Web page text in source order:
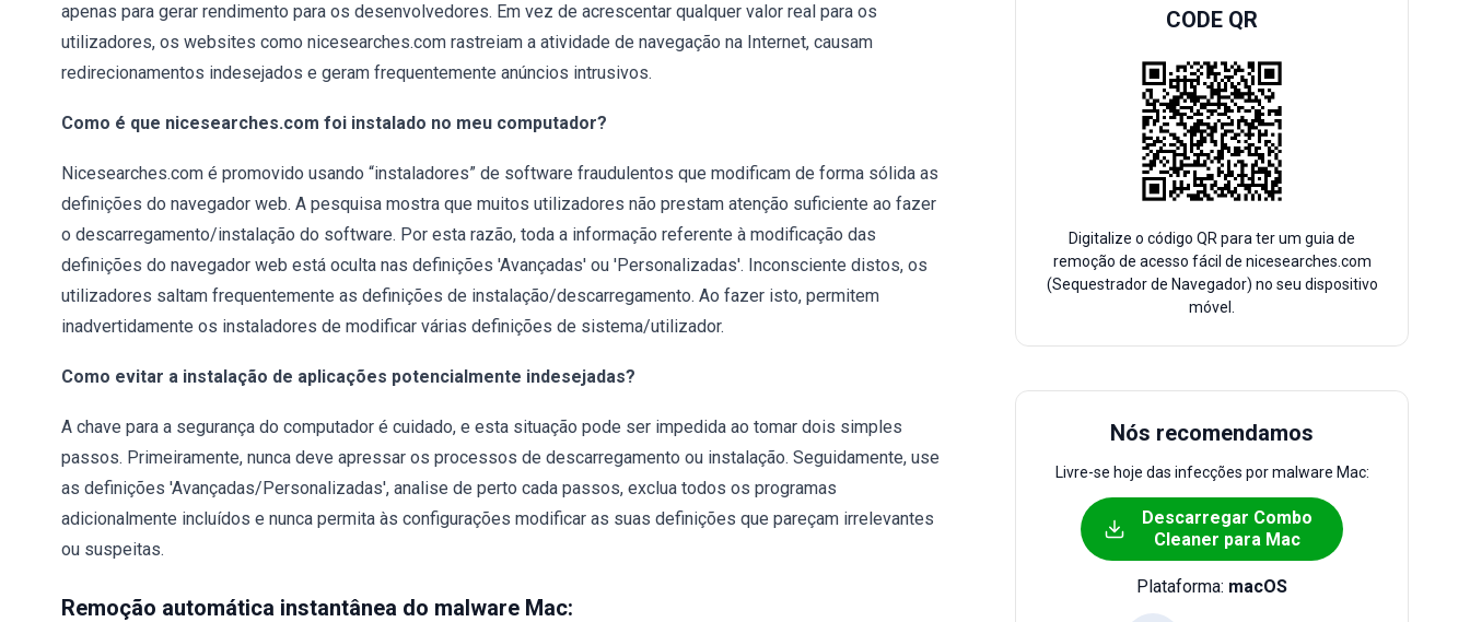
apenas para gerar rendimento para os desenvolvedores. Em vez de acrescentar qualquer valor real para os
utilizadores, os websites como nicesearches.com rastreiam a atividade de navegação na Internet, causam
redirecionamentos indesejados e geram frequentemente anúncios intrusivos.
Como é que nicesearches.com foi instalado no meu computador?
Nicesearches.com é promovido usando “instaladores” de software fraudulentos que modificam de forma sólida as
definições do navegador web. A pesquisa mostra que muitos utilizadores não prestam atenção suficiente ao fazer
o descarregamento/instalação do software. Por esta razão, toda a informação referente à modificação das
definições do navegador web está oculta nas definições 'Avançadas' ou 'Personalizadas'. Inconsciente distos, os
utilizadores saltam frequentemente as definições de instalação/descarregamento. Ao fazer isto, permitem
inadvertidamente os instaladores de modificar várias definições de sistema/utilizador.
Como evitar a instalação de aplicações potencialmente indesejadas?
A chave para a segurança do computador é cuidado, e esta situação pode ser impedida ao tomar dois simples
passos. Primeiramente, nunca deve apressar os processos de descarregamento ou instalação. Seguidamente, use
as definições 'Avançadas/Personalizadas', analise de perto cada passos, exclua todos os programas
adicionalmente incluídos e nunca permita às configurações modificar as suas definições que pareçam irrelevantes
ou suspeitas.
Remoção automática instantânea do malware Mac:
CODE QR
Digitalize o código QR para ter um guia de
remoção de acesso fácil de nicesearches.com
(Sequestrador de Navegador) no seu dispositivo
móvel.
Nós recomendamos
Livre-se hoje das infecções por malware Mac:
Descarregar Combo
Cleaner para Mac
Plataforma: macOS